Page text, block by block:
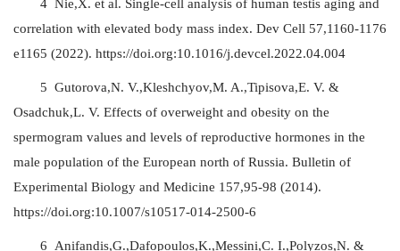
4 Nie,X. et al. Single-cell analysis of human testis aging and
correlation with elevated body mass index. Dev Cell 57,1160-1176
e1165 (2022). https://doi.org:10.1016/j.devcel.2022.04.004
5 Gutorova,N. V.,Kleshchyov,M. A.,Tipisova,E. V. &
Osadchuk,L. V. Effects of overweight and obesity on the
spermogram values and levels of reproductive hormones in the
male population of the European north of Russia. Bulletin of
Experimental Biology and Medicine 157,95-98 (2014).
https://doi.org:10.1007/s10517-014-2500-6
6 Anifandis,G.,Dafopoulos,K.,Messini,C. I.,Polyzos,N. &